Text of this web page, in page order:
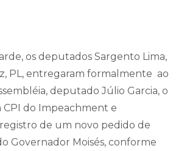
os deputados Sargento Lima,
PL, entregaram formalmente ao
deputado Júlio Garcia, o
do Impeachment e
de um novo pedido de
Governador Moisés, conforme